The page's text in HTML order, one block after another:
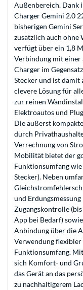
Außenbereich. Dank
Charger Gemini 2.0
bisherigen Gemini
zusätzlich auch ohne
verfügt über ein 1,8
Verbindung mit einer
Charger im
Stecker und ist
clevere Lösung für
zur reinen
Elektroautos und
Die äußerst
durch
Verrechnung von
Mobilität bietet der
Funktionsumfang
Stecker). Neben
und
Zugangskontrolle
App bei Bedarf)
Anbindung über die
Verwendung
Funktionsumfang.
sich Komfort- und
das Gerät an das
zu nachhaltigerem